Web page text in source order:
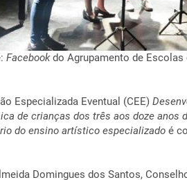
Facebookdo Agrupamento de Escolas
Especializada Eventual (CEE)
de crianças dos três aos doze anos
do ensino artístico especializado é
Domingues dos Santos,